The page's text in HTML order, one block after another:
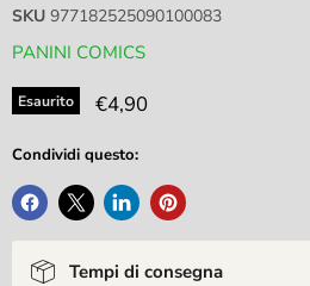
SKU 977182525090100083
PANINI COMICS
Esaurito Prezzo attuale
€4,90
Condividi questo:
Tempi di consegna